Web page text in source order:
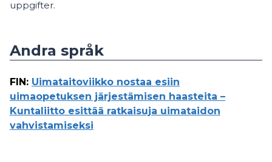
uppgifter.
Andra språk
FIN : Uimataitoviikko nostaa esiin
uimaopetuksen järjestämisen haasteita –
Kuntaliitto esittää ratkaisuja uimataidon
vahvistamiseksi